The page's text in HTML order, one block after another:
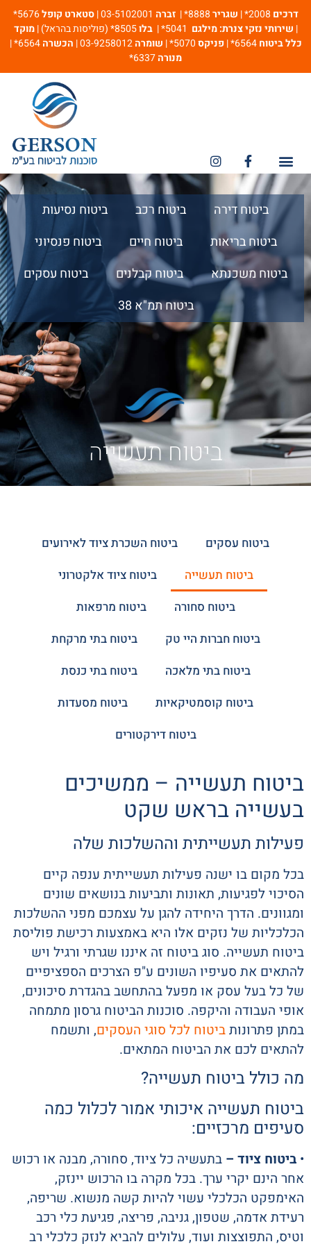
דרכים שגריר זברה סטארט קופל
5676*
| שירותי נזקי צנרת: מילגם בלו8505* (פוליסות בהראל) |
מוקד
כלל ביטוח6564* | פניקס שומרה03-9258012 | הכשרה6564* |
מנורה
ביטוח דירה ביטוח רכב
ביטוח נסיעות
ביטוח בריאות
ביטוח חיים
ביטוח פנסיוני
ביטוח משכנתא
ביטוח קבלנים
ביטוח עסקים
ביטוח תמ"א 38
ביטוח תעשייה
ביטוח עסקים
ביטוח השכרת ציוד לאירועים
ביטוח תעשייה
ביטוח ציוד אלקטרוני
ביטוח סחורה
ביטוח מרפאות
ביטוח חברות היי טק
ביטוח בתי מרקחת
ביטוח בתי מלאכה
ביטוח בתי כנסת
ביטוח קוסמטיקאיות
ביטוח מסעדות
ביטוח דירקטורים
ביטוח תעשייה – ממשיכים
בעשייה בראש שקט
פעילות תעשייתית וההשלכות שלה
בכל מקום בו ישנה פעילות תעשייתית ענפה קיים
הסיכוי לפגיעות, תאונות ותביעות בנושאים שונים
ומגוונים. הדרך היחידה להגן על עצמכם מפני ההשלכות
הכלכליות של נזקים אלו היא באמצעות רכישת פוליסת
ביטוח תעשייה. סוג ביטוח זה איננו שגרתי ורגיל ויש
להתאים את סעיפיו השונים ע"פ הצרכים הספציפיים
של כל בעל עסק או מפעל בהתחשב בהגדרת סיכונים,
אופי העבודה והיקפה. סוכנות הביטוח גרסון מתמחה
במתן פתרונותביטוח לכל סוגי העסקים, ותשמח
להתאים לכם את הביטוח המתאים.
מה כולל ביטוח תעשייה?
ביטוח תעשייה איכותי אמור לכלול כמה
סעיפים מרכזיים:
• ביטוח ציוד – בתעשיה כל ציוד, סחורה, מבנה או רכוש
אחר הינם יקרי ערך. בכל מקרה בו הרכוש יינזק,
האימפקט הכלכלי עשוי להיות קשה מנשוא. שריפה,
רעידת אדמה, שטפון, גניבה, פריצה, פגיעת כלי רכב
וטיס, התפוצצות ועוד, עלולים להביא לנזק כלכלי רב